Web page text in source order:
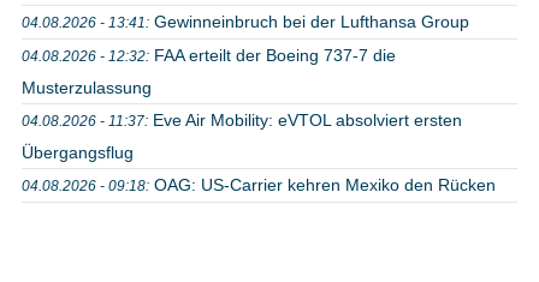
04.08.2026 - 13:41: Gewinneinbruch bei der Lufthansa Group
04.08.2026 - 12:32: FAA erteilt der Boeing 737-7 die
Musterzulassung
04.08.2026 - 11:37: Eve Air Mobility: eVTOL absolviert ersten
Übergangsflug
04.08.2026 - 09:18: OAG: US-Carrier kehren Mexiko den Rücken